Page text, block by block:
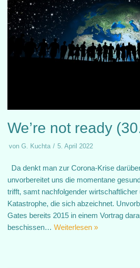
We’re not ready
von G. Kuchta 5. April 2022
Da denkt man zur Corona-Krise
unvorbereitet uns die momentane
trifft, samt nachfolgender wirtschaftlicher
Katastrophe, die sich abzeichnet.
Gates bereits 2015 in einem Vortrag
beschissen… Weiterlesen »